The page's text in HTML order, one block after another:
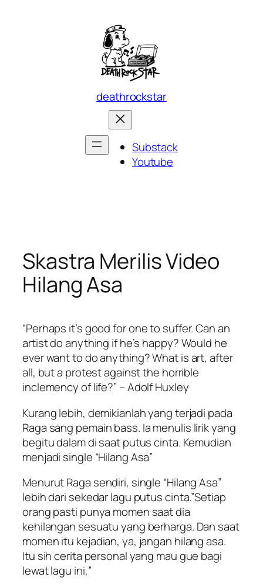
deathrockstar
Substack
Youtube
Skastra Merilis Video
Hilang Asa
“Perhaps it’s good for one to suffer. Can an
artist do anything if he’s happy? Would he
ever want to do anything? What is art, after
all, but a protest against the horrible
inclemency of life?” – Adolf Huxley
Kurang lebih, demikianlah yang terjadi pada
Raga sang pemain bass. Ia menulis lirik yang
begitu dalam di saat putus cinta. Kemudian
menjadi single “Hilang Asa”
Menurut Raga sendiri, single “Hilang Asa”
lebih dari sekedar lagu putus cinta.”Setiap
orang pasti punya momen saat dia
kehilangan sesuatu yang berharga. Dan saat
momen itu kejadian, ya, jangan hilang asa.
Itu sih cerita personal yang mau gue bagi
lewat lagu ini,”